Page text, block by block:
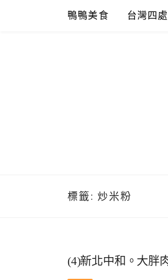
鴨鴨美食 台灣四
標籤: 炒米粉
(4)新北中和。大胖